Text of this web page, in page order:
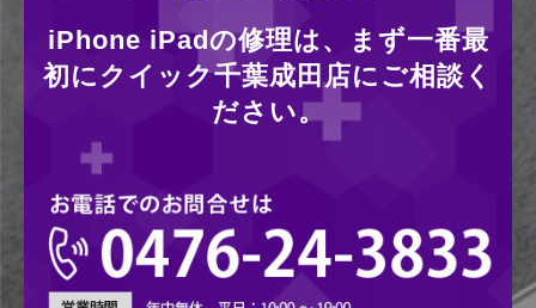
iPhone iPadの修理は、まず一番最
初にクイック千葉成田店にご相談く
ださい。